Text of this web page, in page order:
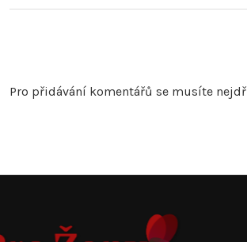
Pro přidávání komentářů se musíte